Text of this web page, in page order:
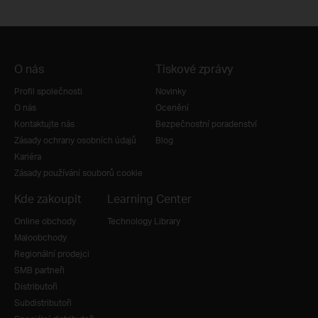
O nás
Profil společnosti
O nás
Kontaktujte nás
Zásady ochrany osobních údajů
Kariéra
Zásady používání souborů cookie
Tiskové zprávy
Novinky
Ocenění
Bezpečnostní poradenství
Blog
Kde zakoupit
Online obchody
Maloobchody
Regionální prodejci
SMB partneři
Distributoři
Subdistributoři
Learning Center
Technology Library